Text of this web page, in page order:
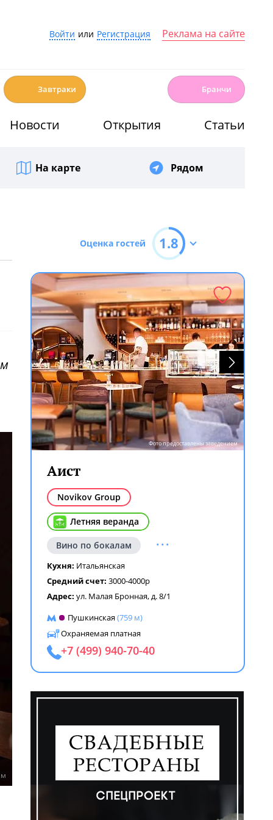
Войти или Регистрация Реклама на сайте
Завтраки Бранчи
Новости Открытия Статьи
На карте Рядом
Оценка гостей 1.8
Фото предоставлены заведением
Аист
Novikov Group
Летняя веранда
Вино по бокалам ...
Кухня: Итальянская
Средний счет: 3000-4000р
Адрес: ул. Малая Бронная, д. 8/1
Пушкинская(759 м)
Охраняемая платная
+7 (499) 940-70-40